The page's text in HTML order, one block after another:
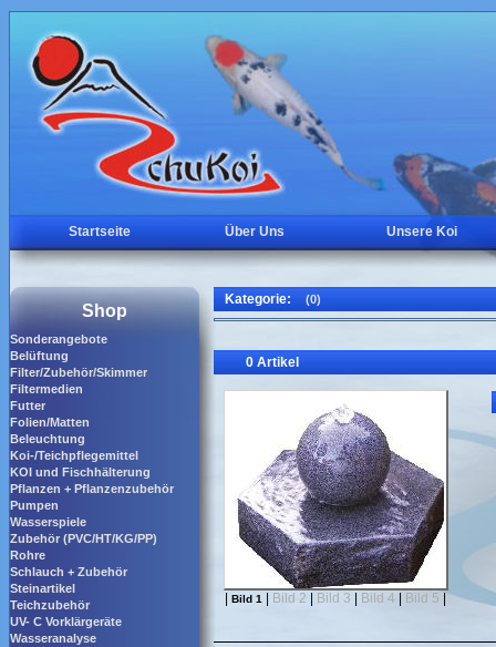
Startseite Über Uns Unsere Koi
Shop
Sonderangebote
Belüftung
Filter/Zubehör/Skimmer
Filtermedien
Futter
Folien/Matten
Beleuchtung
Koi-/Teichpflegemittel
KOI und Fischhälterung
Pflanzen + Pflanzenzubehör
Pumpen
Wasserspiele
Zubehör (PVC/HT/KG/PP)
Rohre
Schlauch + Zubehör
Steinartikel
Teichzubehör
UV- C Vorklärgeräte
Wasseranalyse
Kategorie: (0)
0 Artikel
Bild 1 Bild 2 Bild 3 Bild 4 Bild 5